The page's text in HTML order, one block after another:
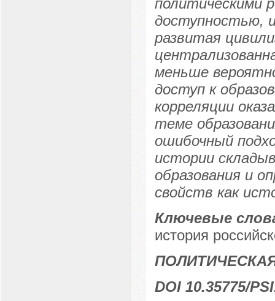
политическими
доступностью,
развитая
меньше
доступ к
корреляции
теме
ошибочный
истории
образования и
свойств как
Ключевые
история
DOI 10.35775/